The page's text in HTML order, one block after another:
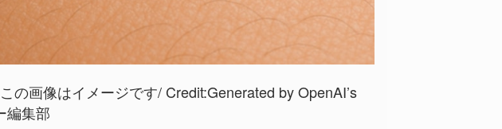
の画像はイメージです/ Credit:Generated by OpenAI’s
編集部